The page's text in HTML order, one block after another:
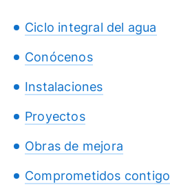
Ciclo integral del agua
Conócenos
Instalaciones
Proyectos
Obras de mejora
Comprometidos contigo